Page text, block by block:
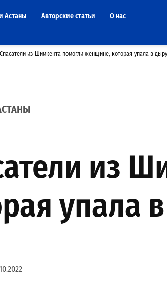
Астаны Авторские статьи
О нас
Спасатели из Шимкента помогли женщине, которая упала в
из
упала